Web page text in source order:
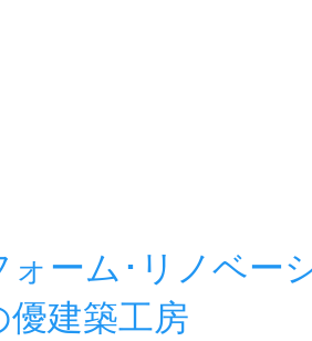
ォーム･リノベー
優建築工房